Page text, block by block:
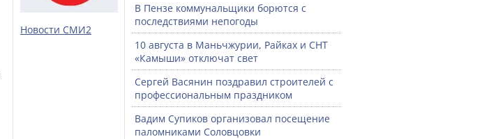
Новости СМИ2
В Пензе коммунальщики борются с
последствиями непогоды
10 августа в Маньчжурии, Райках и СНТ
«Камыши» отключат свет
Сергей Васянин поздравил строителей с
профессиональным праздником
Вадим Супиков организовал посещение
паломниками Соловцовки